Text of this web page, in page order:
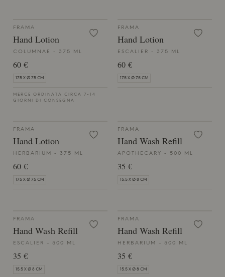
FRAMA
Hand Lotion
COLUMNAE - 375 ML
60 €
17.5 X Ø 7.5 CM
MERCE ORDINATA CIRCA 7-14
GIORNI DI CONSEGNA
FRAMA
Hand Lotion
ESCALIER - 375 ML
60 €
17.5 X Ø 7.5 CM
FRAMA
Hand Lotion
HERBARIUM - 375 ML
60 €
17.5 X Ø 7.5 CM
FRAMA
Hand Wash Refill
APOTHECARY - 500 ML
35 €
15.5 X Ø 8 CM
FRAMA
Hand Wash Refill
ESCALIER - 500 ML
35 €
15.5 X Ø 8 CM
FRAMA
Hand Wash Refill
HERBARIUM - 500 ML
35 €
15.5 X Ø 8 CM